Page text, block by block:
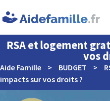
RSA et logement
vos
Aide Famille > BUDGET >
impacts sur vos droits ?